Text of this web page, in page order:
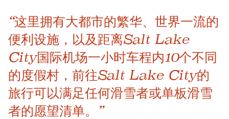
“这里拥有大都市的繁华、世界一流的
便利设施，以及距离Salt Lake
City国际机场一小时车程内10个不同
的度假村，前往Salt Lake City的
旅行可以满足任何滑雪者或单板滑雪
者的愿望清单。”